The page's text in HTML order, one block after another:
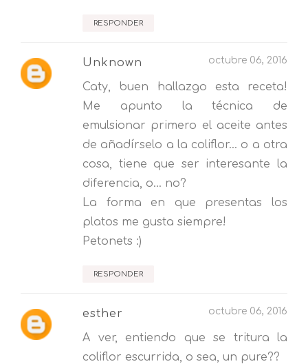
RESPONDER
Unknown octubre 06, 2016
Caty, buen hallazgo esta receta!
Me apunto la técnica de
emulsionar primero el aceite antes
de añadírselo a la coliflor... o a otra
cosa, tiene que ser interesante la
diferencia, o... no?
La forma en que presentas los
platos me gusta siempre!
Petonets :)
RESPONDER
esther octubre 06, 2016
A ver, entiendo que se tritura la
coliflor escurrida, o sea, un pure??